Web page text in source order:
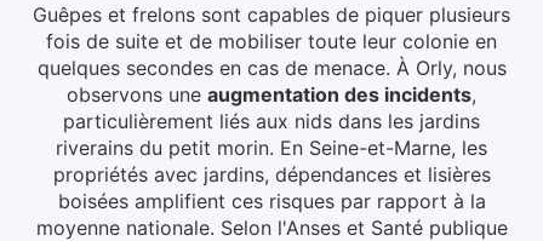
Guêpes et frelons sont capables de piquer plusieurs
fois de suite et de mobiliser toute leur colonie en
quelques secondes en cas de menace. À Orly, nous
observons une augmentation des incidents,
particulièrement liés aux nids dans les jardins
riverains du petit morin. En Seine-et-Marne, les
propriétés avec jardins, dépendances et lisières
boisées amplifient ces risques par rapport à la
moyenne nationale. Selon l'Anses et Santé publique